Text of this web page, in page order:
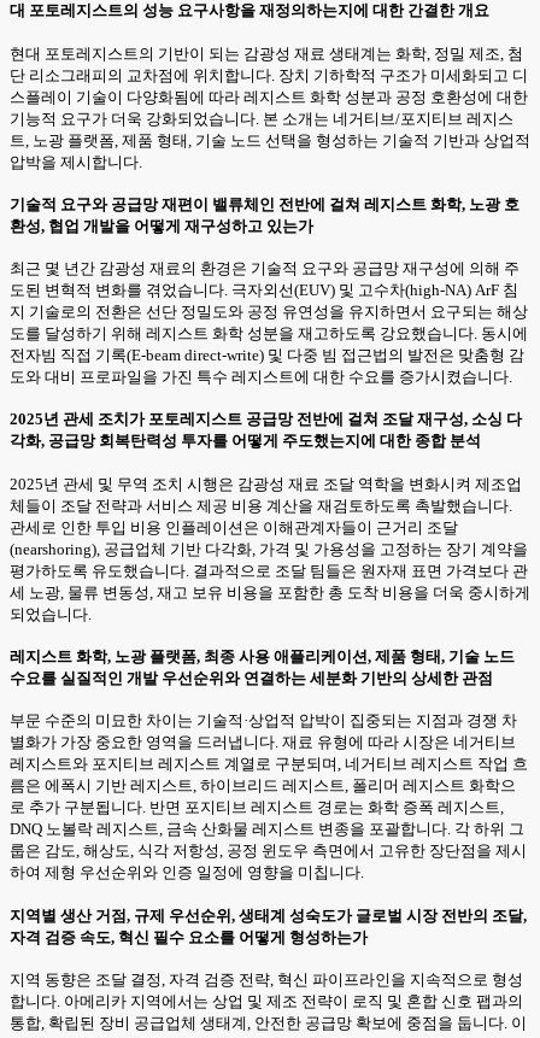
대 포토레지스트의 성능 요구사항을 재정의하는지에 대한 간결한 개요
현대 포토레지스트의 기반이 되는 감광성 재료 생태계는 화학, 정밀 제조, 첨
단 리소그래피의 교차점에 위치합니다. 장치 기하학적 구조가 미세화되고 디
스플레이 기술이 다양화됨에 따라 레지스트 화학 성분과 공정 호환성에 대한
기능적 요구가 더욱 강화되었습니다. 본 소개는 네거티브/포지티브 레지스
트, 노광 플랫폼, 제품 형태, 기술 노드 선택을 형성하는 기술적 기반과 상업적
압박을 제시합니다.
기술적 요구와 공급망 재편이 밸류체인 전반에 걸쳐 레지스트 화학, 노광 호
환성, 협업 개발을 어떻게 재구성하고 있는가
최근 몇 년간 감광성 재료의 환경은 기술적 요구와 공급망 재구성에 의해 주
도된 변혁적 변화를 겪었습니다. 극자외선(EUV) 및 고수차(high-NA) ArF 침
지 기술로의 전환은 선단 정밀도와 공정 유연성을 유지하면서 요구되는 해상
도를 달성하기 위해 레지스트 화학 성분을 재고하도록 강요했습니다. 동시에
전자빔 직접 기록(E-beam direct-write) 및 다중 빔 접근법의 발전은 맞춤형 감
도와 대비 프로파일을 가진 특수 레지스트에 대한 수요를 증가시켰습니다.
2025년 관세 조치가 포토레지스트 공급망 전반에 걸쳐 조달 재구성, 소싱 다
각화, 공급망 회복탄력성 투자를 어떻게 주도했는지에 대한 종합 분석
2025년 관세 및 무역 조치 시행은 감광성 재료 조달 역학을 변화시켜 제조업
체들이 조달 전략과 서비스 제공 비용 계산을 재검토하도록 촉발했습니다.
관세로 인한 투입 비용 인플레이션은 이해관계자들이 근거리 조달
(nearshoring), 공급업체 기반 다각화, 가격 및 가용성을 고정하는 장기 계약을
평가하도록 유도했습니다. 결과적으로 조달 팀들은 원자재 표면 가격보다 관
세 노광, 물류 변동성, 재고 보유 비용을 포함한 총 도착 비용을 더욱 중시하게
되었습니다.
레지스트 화학, 노광 플랫폼, 최종 사용 애플리케이션, 제품 형태, 기술 노드
수요를 실질적인 개발 우선순위와 연결하는 세분화 기반의 상세한 관점
부문 수준의 미묘한 차이는 기술적·상업적 압박이 집중되는 지점과 경쟁 차
별화가 가장 중요한 영역을 드러냅니다. 재료 유형에 따라 시장은 네거티브
레지스트와 포지티브 레지스트 계열로 구분되며, 네거티브 레지스트 작업 흐
름은 에폭시 기반 레지스트, 하이브리드 레지스트, 폴리머 레지스트 화학으
로 추가 구분됩니다. 반면 포지티브 레지스트 경로는 화학 증폭 레지스트,
DNQ 노볼락 레지스트, 금속 산화물 레지스트 변종을 포괄합니다. 각 하위 그
룹은 감도, 해상도, 식각 저항성, 공정 윈도우 측면에서 고유한 장단점을 제시
하여 제형 우선순위와 인증 일정에 영향을 미칩니다.
지역별 생산 거점, 규제 우선순위, 생태계 성숙도가 글로벌 시장 전반의 조달,
자격 검증 속도, 혁신 필수 요소를 어떻게 형성하는가
지역 동향은 조달 결정, 자격 검증 전략, 혁신 파이프라인을 지속적으로 형성
합니다. 아메리카 지역에서는 상업 및 제조 전략이 로직 및 혼합 신호 팹과의
통합, 확립된 장비 공급업체 생태계, 안전한 공급망 확보에 중점을 둡니다. 이